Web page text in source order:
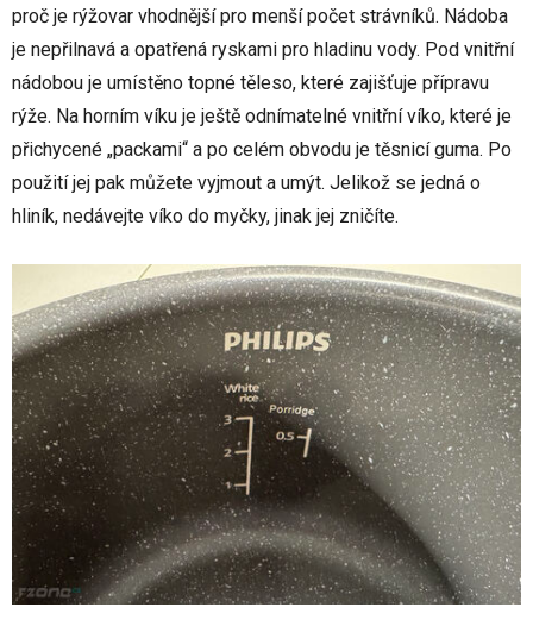
proč je rýžovar vhodnější pro menší počet strávníků. Nádoba
je nepřilnavá a opatřená ryskami pro hladinu vody. Pod vnitřní
nádobou je umístěno topné těleso, které zajišťuje přípravu
rýže. Na horním víku je ještě odnímatelné vnitřní víko, které je
přichycené „packami“ a po celém obvodu je těsnicí guma. Po
použití jej pak můžete vyjmout a umýt. Jelikož se jedná o
hliník, nedávejte víko do myčky, jinak jej zničíte.